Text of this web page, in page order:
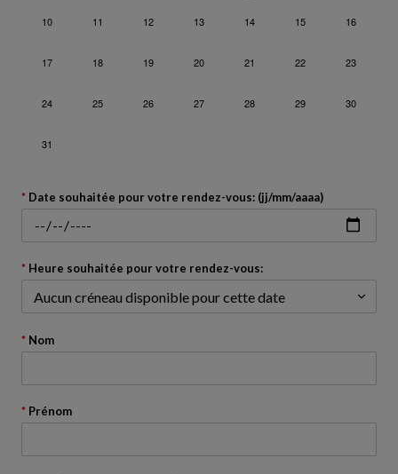
10 11 12 13 14 15 16
17 18 19 20 21 22 23
24 25 26 27 28 29 30
31
avant
le
calendrier
Date souhaitée pour votre rendez-vous: (jj/mm/aaaa)
Heure souhaitée pour votre rendez-vous:
Nom
Prénom